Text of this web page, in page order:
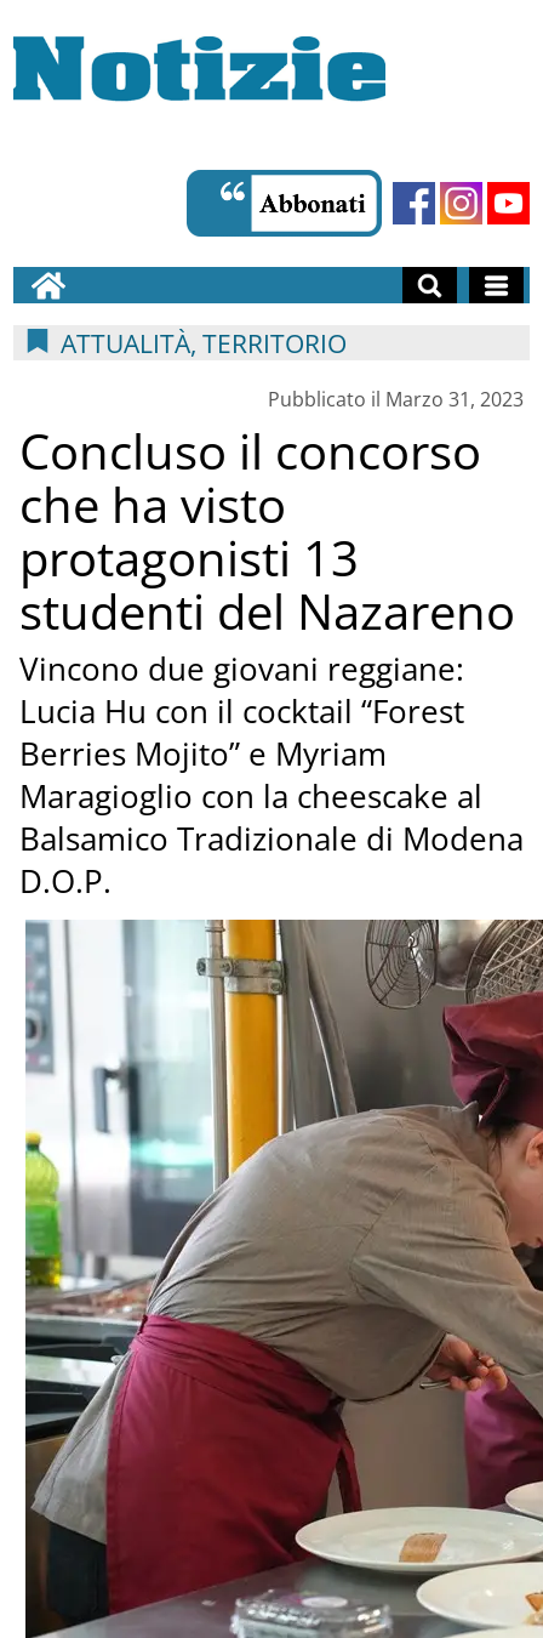
ATTUALITÀ, TERRITORIO
Pubblicato il Marzo 31, 2023
Concluso il concorso
che ha visto
protagonisti 13
studenti del Nazareno
Vincono due giovani reggiane:
Lucia Hu con il cocktail “Forest
Berries Mojito” e Myriam
Maragioglio con la cheescake al
Balsamico Tradizionale di Modena
D.O.P.